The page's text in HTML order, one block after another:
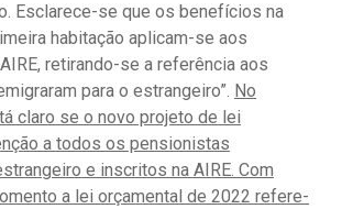
Esclarece-se que os benefícios na
habitação aplicam-se aos
retirando-se a referência aos
para o estrangeiro”. No
claro se o novo projeto de lei
a todos os pensionistas
e inscritos na AIRE. Com
a lei orçamental de 2022 refere-